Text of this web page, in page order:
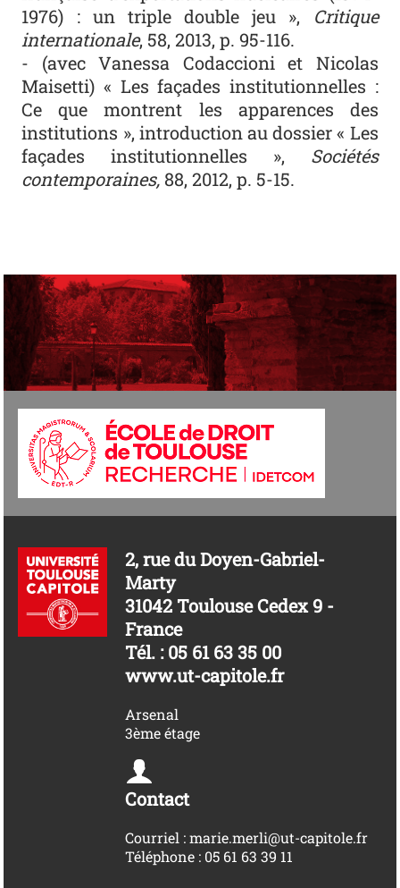
1976) : un triple double jeu », Critique
internationale, 58, 2013, p. 95-116.
- (avec Vanessa Codaccioni et Nicolas
Maisetti) « Les façades institutionnelles :
Ce que montrent les apparences des
institutions », introduction au dossier « Les
façades institutionnelles », Sociétés
contemporaines, 88, 2012, p. 5-15.
2, rue du Doyen-Gabriel-
Marty
31042 Toulouse Cedex 9 -
France
Tél. : 05 61 63 35 00
www.ut-capitole.fr
Arsenal
3ème étage
Contact
Courriel : marie.merli@ut-capitole.fr
Téléphone : 05 61 63 39 11